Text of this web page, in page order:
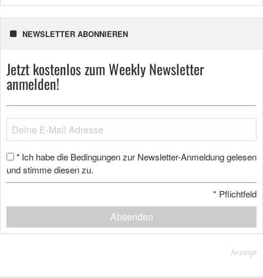
NEWSLETTER ABONNIEREN
Jetzt kostenlos zum Weekly Newsletter
anmelden!
* Ich habe die Bedingungen zur Newsletter-Anmeldung gelesen
und stimme diesen zu.
* Pflichtfeld
Absenden
Anzeige